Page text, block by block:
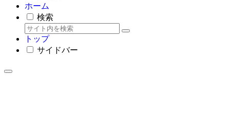
ホーム
検索
トップ
サイドバー